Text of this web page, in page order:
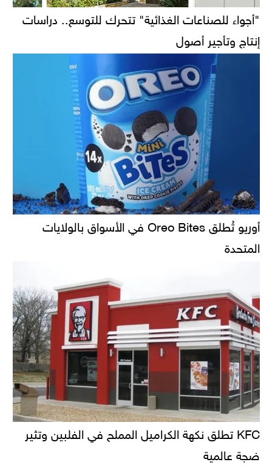
"أجواء للصناعات الغذائية" تتحرك للتوسع.. دراسات
إنتاج وتأجير أصول
أوريو تُطلق Oreo Bites في الأسواق بالولايات
المتحدة
KFC تطلق نكهة الكراميل المملح في الفلبين وتثير
ضجة عالمية